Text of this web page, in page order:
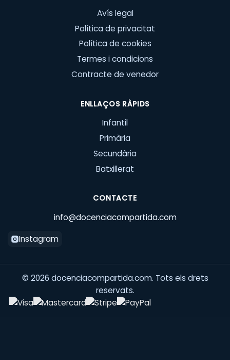
Avís legal
Política de privacitat
Política de cookies
Termes i condicions
Contracte de venedor
ENLLAÇOS RÀPIDS
Infantil
Primària
Secundària
Batxillerat
CONTACTE
info@docenciacompartida.com
Instagram
© 2026 docenciacompartida.com. Tots els drets
reservats.